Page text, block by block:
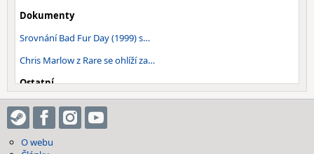
Dokumenty
Srovnání Bad Fur Day (1999) s…
Chris Marlow z Rare se ohlíží za…
Ostatní
Ústřední „Stage theme“ znělka…
O webu